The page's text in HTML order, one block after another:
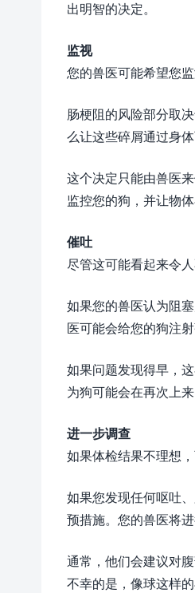
出明智的决定。
监视
您的兽医可能希望您
肠梗阻的风险部分取
么让这些碎屑通过身
这个决定只能由兽医
监控您的狗，并让物
催吐
尽管这可能看起来令
如果您的兽医认为阻
医可能会给您的狗注
如果问题发现得早，
为狗可能会在再次上
进一步调查
如果体检结果不理想
如果您发现任何呕吐
预措施。您的兽医将
通常，他们会建议对
不幸的是，像球这样